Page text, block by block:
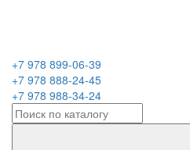
+7 978 899-06-39
+7 978 888-24-45
+7 978 988-34-24